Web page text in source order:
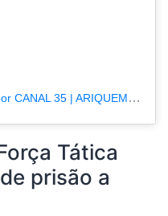
Uma publicação compartilhada por CANAL 35 | ARIQUEMES190.COM.BR (@tvpcanal35)
Tática
prisão a